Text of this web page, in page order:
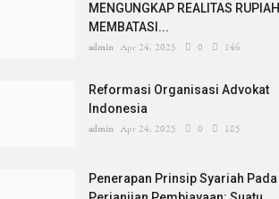
MENGUNGKAP REALITAS RUPIAH
MEMBATASI...
admin Apr 24, 2025 0 146
Reformasi Organisasi Advokat
Indonesia
admin Apr 24, 2025 0 185
Penerapan Prinsip Syariah Pada